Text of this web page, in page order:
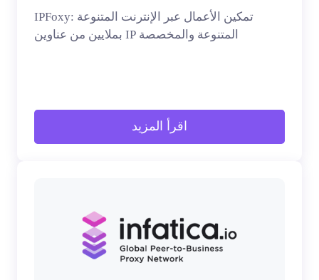
IPFoxy: تمكين الأعمال عبر الإنترنت المتنوعة
بملايين من عناوين IP المتنوعة والمخصصة
اقرأ المزيد